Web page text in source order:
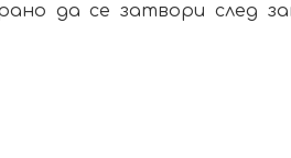
да се затвори след